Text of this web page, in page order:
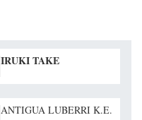
IRUKI TAKE
ANTIGUA LUBERRI K.E.